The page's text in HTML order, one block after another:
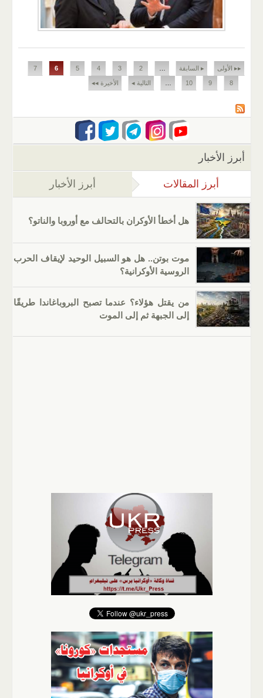
الصفحات
▸▸ الأولى ▸ السابقة 2
3
4
5
6
7
8
9
10 التالية ◂ الأخيرة ◂◂
أبرز الأخبار
أبرز المقالات (علامة التبويب النشطة)
أبرز الأخبار
هل أخطأ الأوكران بالتحالف مع أوروبا والناتو؟
موت بوتن.. هل هو السبيل الوحيد لإيقاف الحرب
الروسية الأوكرانية؟
من يقتل هؤلاء؟ عندما تصبح البروباغاندا طريقًا
إلى الجبهة ثم إلى الموت